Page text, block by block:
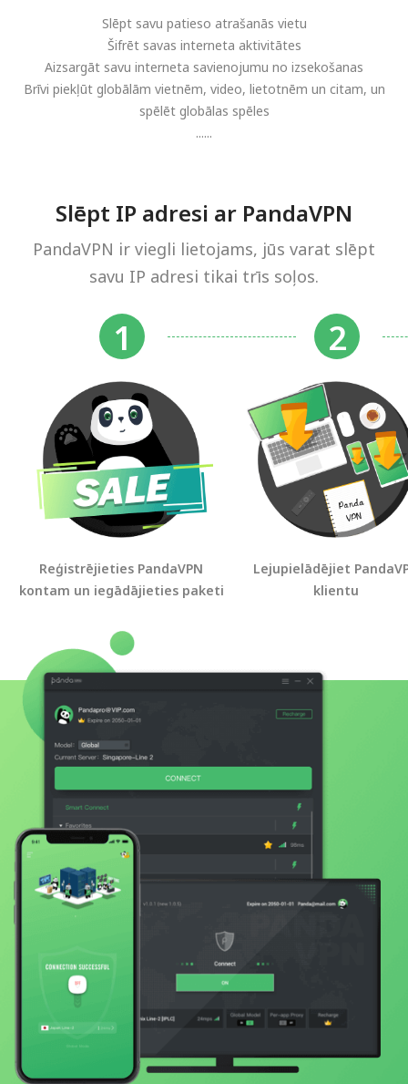
Slēpt savu patieso atrašanās vietu
Šifrēt savas interneta aktivitātes
Aizsargāt savu interneta savienojumu no izsekošanas
Brīvi piekļūt globālām vietnēm, video, lietotnēm un citam, un
spēlēt globālas spēles
......
Slēpt IP adresi ar PandaVPN
PandaVPN ir viegli lietojams, jūs varat slēpt
savu IP adresi tikai trīs soļos.
Reģistrējieties PandaVPN
kontam un iegādājieties paketi
Lejupielādējiet
klientu